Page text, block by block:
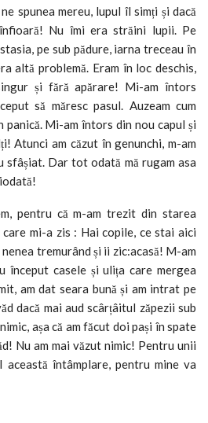
spunea mereu, lupul îl simți și dacă
Nu îmi era străini lupii. Pe
pe sub pădure, iarna treceau în
altă problemă. Eram în loc deschis,
și fără apărare! Mi-am întors
să măresc pasul. Auzeam cum
panică. Mi-am întors din nou capul și
Atunci am căzut în genunchi, m-am
sfâșiat. Dar tot odată mă rugam asa
pentru că m-am trezit din starea
care mi-a zis : Hai copile, ce stai aici
tremurând și ii zic:acasă! M-am
început casele și ulița care mergea
am dat seara bună și am intrat pe
dacă mai aud scârțâitul zăpezii sub
așa că am făcut doi pași în spate
Nu am mai văzut nimic! Pentru unii
întâmplare, pentru mine va